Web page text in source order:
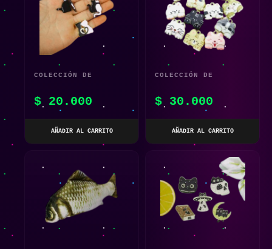
COLECCIÓN DE
$ 20.000
AÑADIR AL CARRITO
COLECCIÓN DE
CATLOVERS
$ 30.000
AÑADIR AL CARRITO